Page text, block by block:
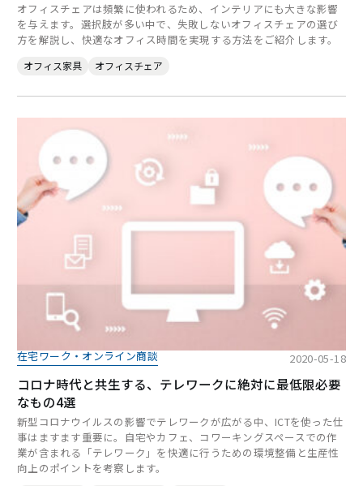
オフィスチェアは頻繁に使われるため、インテリアにも大きな影響
を与えます。選択肢が多い中で、失敗しないオフィスチェアの選び
方を解説し、快適なオフィス時間を実現する方法をご紹介します。
オフィス家具 オフィスチェア
在宅ワーク・オンライン商談 2020-05-18
コロナ時代と共生する、テレワークに絶対に最低限必要
なもの4選
新型コロナウイルスの影響でテレワークが広がる中、ICTを使った仕
事はますます重要に。自宅やカフェ、コワーキングスペースでの作
業が含まれる「テレワーク」を快適に行うための環境整備と生産性
向上のポイントを考察します。